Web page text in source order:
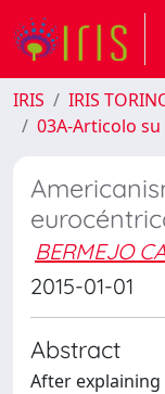
IRIS IRIS
03A-Articolo su
BERMEJO
2015-01-01
Abstract
After